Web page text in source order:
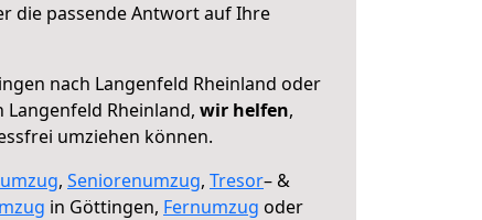
die passende Antwort auf Ihre
nach Langenfeld Rheinland oder
Rheinland, wir helfen,
umziehen können.
, Seniorenumzug, Tresor– &
in Göttingen, Fernumzug oder